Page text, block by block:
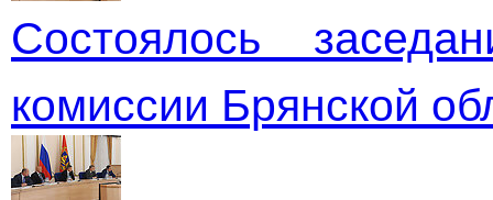
Состоялось
комиссии Брянской